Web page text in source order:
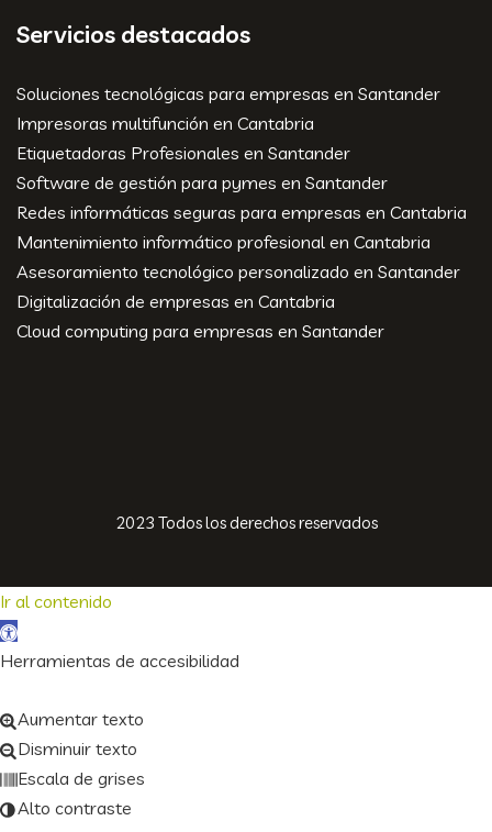
Servicios destacados
Soluciones tecnológicas para empresas en Santander
Impresoras multifunción en Cantabria
Etiquetadoras Profesionales en Santander
Software de gestión para pymes en Santander
Redes informáticas seguras para empresas en Cantabria
Mantenimiento informático profesional en Cantabria
Asesoramiento tecnológico personalizado en Santander
Digitalización de empresas en Cantabria
Cloud computing para empresas en Santander
2023 Todos los derechos reservados
Ir al contenido
Abrir barra de herramientas
Herramientas de accesibilidad
Aumentar texto
Disminuir texto
Escala de grises
Alto contraste